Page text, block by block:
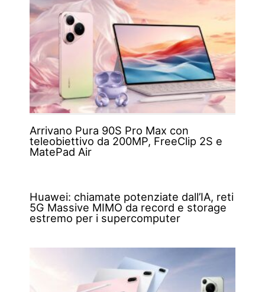
Arrivano Pura 90S Pro Max con
teleobiettivo da 200MP, FreeClip 2S e
MatePad Air
Huawei: chiamate potenziate dall’IA, reti
5G Massive MIMO da record e storage
estremo per i supercomputer